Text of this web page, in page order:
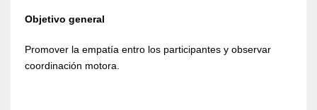
Objetivo general
Promover la empatía entro los participantes y observar
coordinación motora.